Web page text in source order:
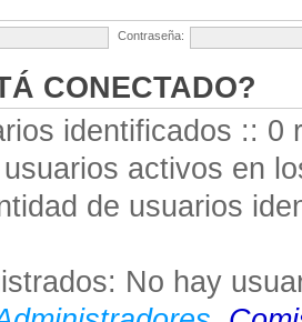
Contraseña:
CONECTADO?
identificados :: 0
activos en
de usuarios
No hay